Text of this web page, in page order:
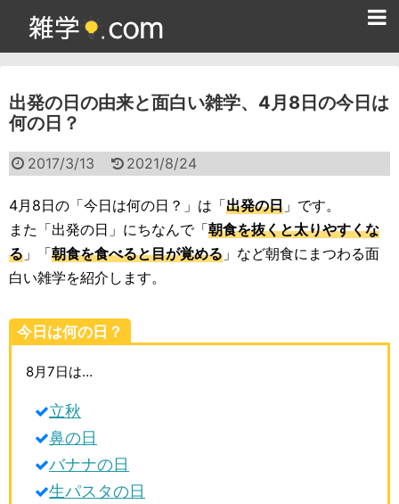
出発の日の由来と面白い雑学、4月8日の今日は
何の日？
2017/3/13 2021/8/24
4月8日の「今日は何の日？」は「出発の日 」です。
また「出発の日」にちなんで「朝食を抜くと太りやすくな
る 」「朝食を食べると目が覚める 」など朝食にまつわる面
白い雑学を紹介します。
今日は何の日？
8月7日は…
立秋
鼻の日
バナナの日
生パスタの日
雑学クイズ問題集
面白い雑学
ためになる雑学
スポーツ雑学
動物雑学
歴史雑学
生活雑学
サイト情報